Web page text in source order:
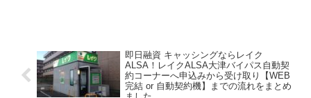
即日融資 キャッシングならレイク
ALSA！レイクALSA大津バイパス自動契
約コーナーへ申込みから受け取り【WEB
完結 or 自動契約機】までの流れをまとめ